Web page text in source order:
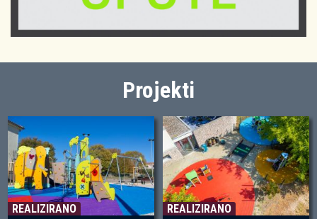
Projekti
REALIZIRANO REALIZIRANO